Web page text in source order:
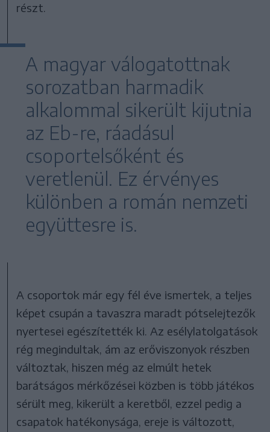
részt.
A magyar válogatottnak
sorozatban harmadik
alkalommal sikerült kijutnia
az Eb-re, ráadásul
csoportelsőként és
veretlenül. Ez érvényes
különben a román nemzeti
együttesre is.
A csoportok már egy fél éve ismertek, a teljes
képet csupán a tavaszra maradt pótselejtezők
nyertesei egészítették ki. Az esélylatolgatások
rég megindultak, ám az erőviszonyok részben
változtak, hiszen még az elmúlt hetek
barátságos mérkőzései közben is több játékos
sérült meg, kikerült a keretből, ezzel pedig a
csapatok hatékonysága, ereje is változott,